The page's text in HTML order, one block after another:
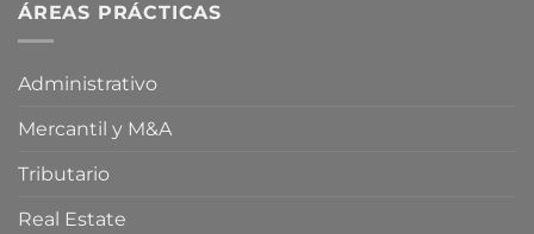
ÁREAS PRÁCTICAS
Administrativo
Mercantil y M&A
Tributario
Real Estate